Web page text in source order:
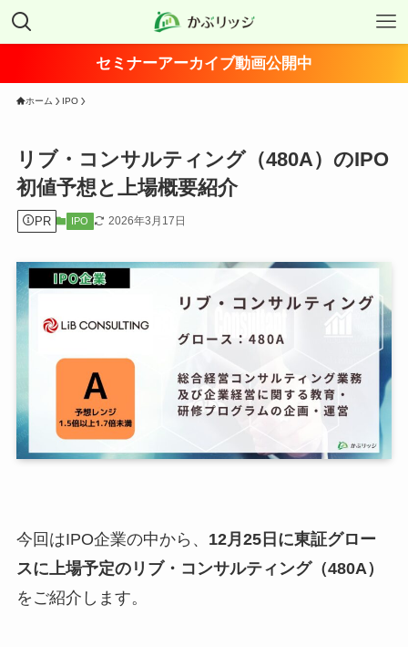
セミナーアーカイブ動画公開中
ホーム IPO
リブ・コンサルティング（480A）のIPO
初値予想と上場概要紹介
PR IPO 2026年3月17日
今回はIPO企業の中から、 12月25日に東証グロー
スに上場予定のリブ・コンサルティング（480A）
をご紹介します。